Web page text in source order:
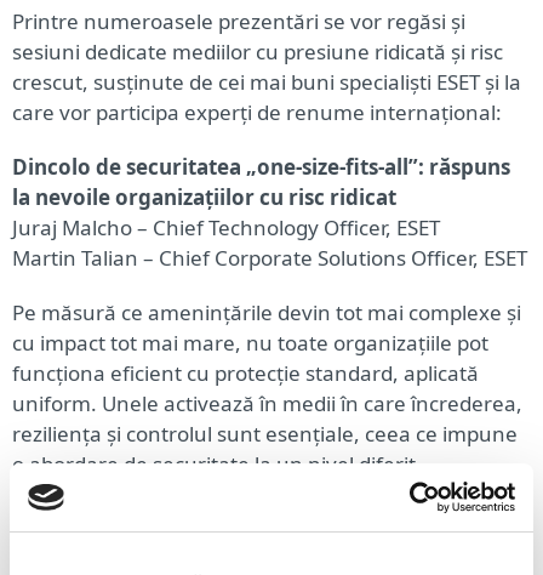
Printre numeroasele prezentări se vor regăsi și
sesiuni dedicate mediilor cu presiune ridicată și risc
crescut, susținute de cei mai buni specialiști ESET și la
care vor participa experți de renume internațional:
Dincolo de securitatea „one-size-fits-all”: răspuns
la nevoile organizațiilor cu risc ridicat
Juraj Malcho – Chief Technology Officer, ESET
Martin Talian – Chief Corporate Solutions Officer, ESET
Pe măsură ce amenințările devin tot mai complexe și
cu impact tot mai mare, nu toate organizațiile pot
funcționa eficient cu protecție standard, aplicată
uniform. Unele activează în medii în care încrederea,
reziliența și controlul sunt esențiale, ceea ce impune
o abordare de securitate la un nivel diferit.
Cum pot fi securizate sistemele care operează în